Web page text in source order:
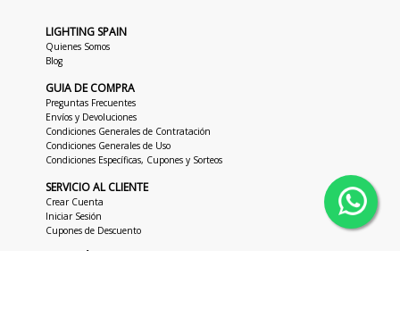
LIGHTING SPAIN
Quienes Somos
Blog
GUIA DE COMPRA
Preguntas Frecuentes
Envíos y Devoluciones
Condiciones Generales de Contratación
Condiciones Generales de Uso
Condiciones Específicas, Cupones y Sorteos
SERVICIO AL CLIENTE
Crear Cuenta
Iniciar Sesión
Cupones de Descuento